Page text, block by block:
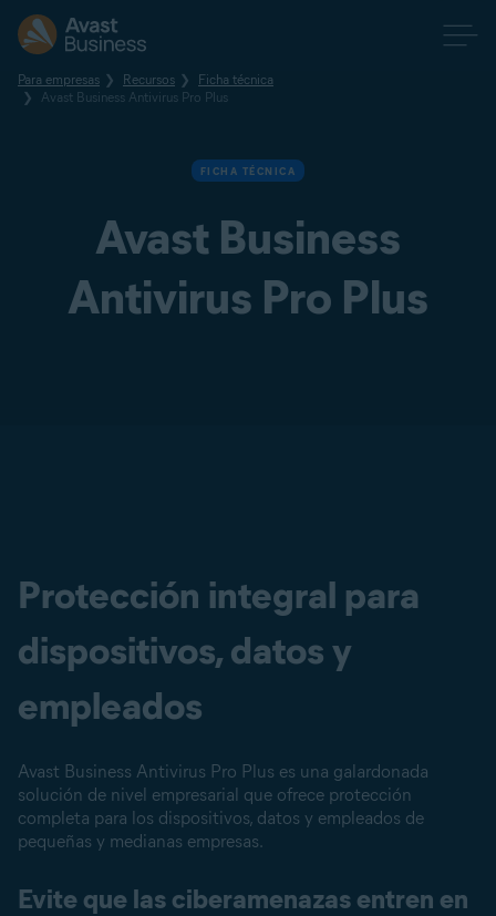
Para empresas Recursos
Ficha técnica
Avast Business Antivirus Pro Plus
FICHA TÉCNICA
Avast Business
Antivirus Pro Plus
Protección integral para
dispositivos, datos y
empleados
Avast Business Antivirus Pro Plus es una galardonada
solución de nivel empresarial que ofrece protección
completa para los dispositivos, datos y empleados de
pequeñas y medianas empresas.
Evite que las ciberamenazas entren en